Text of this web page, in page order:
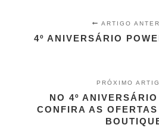
ARTIGO
4º ANIVERSÁRIO
PRÓXIMO
NO 4º
CONFIRA AS